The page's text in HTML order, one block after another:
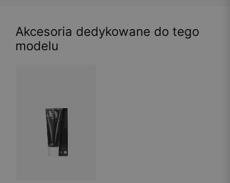
Akcesoria dedykowane do tego
modelu